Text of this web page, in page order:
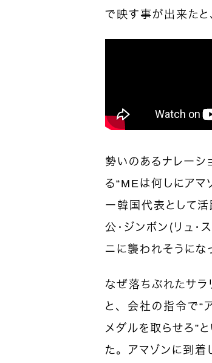
で映す事が出来たと
勢いのあるナレーシ
る“MEは何しにアマ
ー韓国代表として活
公・ジンボン（リュ
ニに襲われそうにな
なぜ落ちぶれたサラ
と、会社の指令で“
メダルを取らせろ”
た。アマゾンに到